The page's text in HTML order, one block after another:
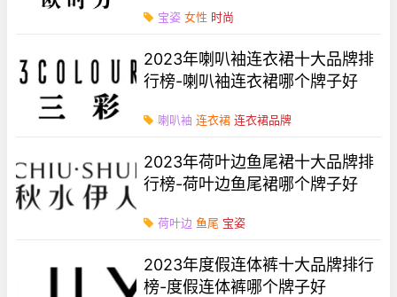
宝姿 女性 时尚
2023年喇叭袖连衣裙十大品牌排
行榜-喇叭袖连衣裙哪个牌子好
喇叭袖 连衣裙 连衣裙品牌
2023年荷叶边鱼尾裙十大品牌排
行榜-荷叶边鱼尾裙哪个牌子好
荷叶边 鱼尾 宝姿
2023年度假连体裤十大品牌排行
榜-度假连体裤哪个牌子好